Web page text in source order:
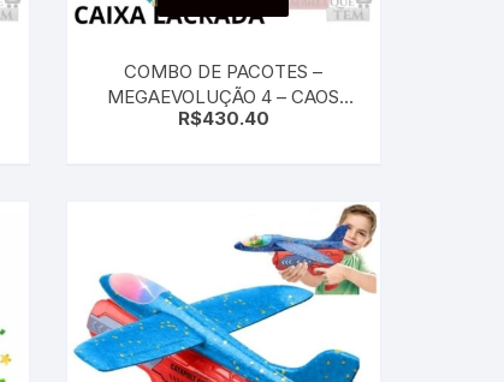
COMBO DE PACOTES –
MEGAEVOLUÇÃO 4 – CAOS
ASCENDENTE – Cartas
R$430.40